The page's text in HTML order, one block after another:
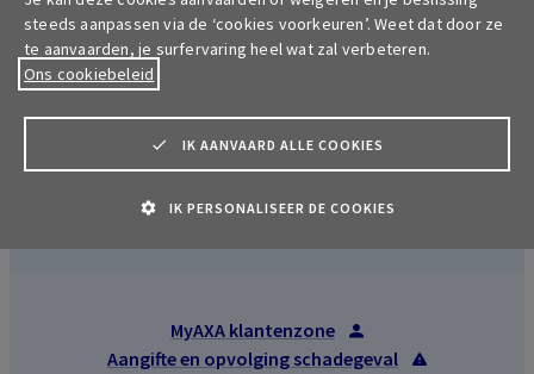
Verzekering Ambulante Zorgen
Arbeidsongevallenverzekering
Bekijk al onze producten
MyAXA klantenzone
Aangifte en opvolging schadegeval
steeds aanpassen via de ‘cookies voorkeuren’. Weet dat door ze
te aanvaarden, je surfervaring heel wat zal verbeteren.
Ons cookiebeleid
IK AANVAARD ALLE COOKIES
IK PERSONALISEER DE COOKIES